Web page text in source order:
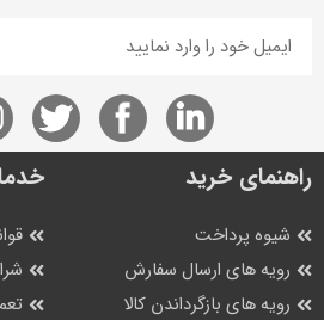
راهنمای خرید
شیوه پرداخت
رویه های ارسال سفارش
رویه های بازگرداندن کالا